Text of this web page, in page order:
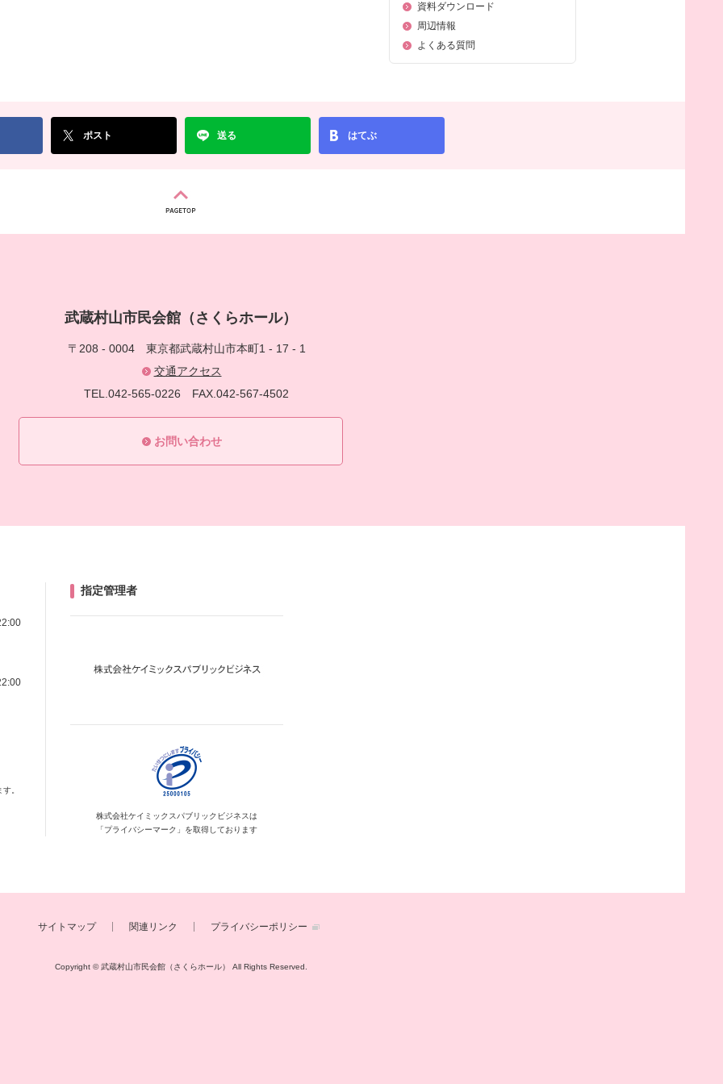
資料ダウンロード
周辺情報
よくある質問
ポスト 送る はてぶ
武蔵村山市民会館（さくらホール）
〒208 - 0004 東京都武蔵村山市本町1 - 17 - 1
交通アクセス
TEL.042-565-0226 FAX.042-567-4502
お問い合わせ
。
指定管理者
株式会社ケイミックス パブリックビジネスは
「プライバシーマーク」を取得しております
サイトマップ 関連リンク プライバシーポリシー
Copyright © 武蔵村山市民会館（さくらホール） All Rights Reserved.